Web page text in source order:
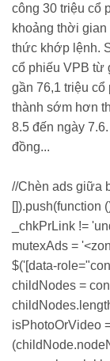
công 30 triệu cổ
khoảng thời
thức khớp lệnh.
cổ phiếu VPB từ
gần 76,1 triệu cổ
thành sớm hơn
8.5 đến ngày
đồng...
//Chèn ads giữa
[]).push(function
_chkPrLink !=
mutexAds =
$('[data-
childNodes =
isPhotoOrVideo